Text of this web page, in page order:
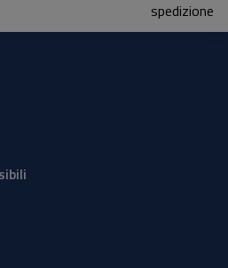
spedizione